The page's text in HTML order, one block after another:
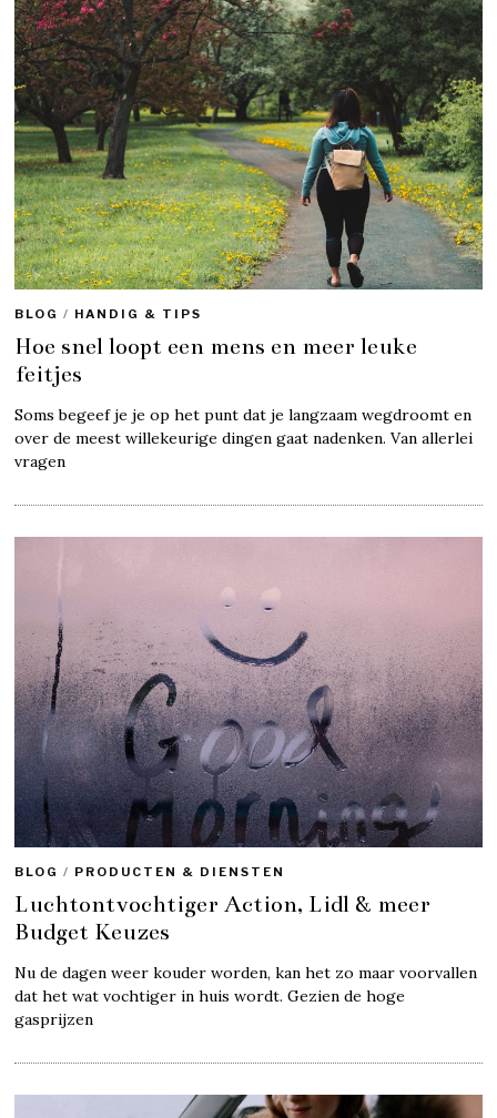
BLOG / HANDIG & TIPS
Hoe snel loopt een mens en meer leuke
feitjes
Soms begeef je je op het punt dat je langzaam wegdroomt en
over de meest willekeurige dingen gaat nadenken. Van allerlei
vragen
BLOG / PRODUCTEN & DIENSTEN
Luchtontvochtiger Action, Lidl & meer
Budget Keuzes
Nu de dagen weer kouder worden, kan het zo maar voorvallen
dat het wat vochtiger in huis wordt. Gezien de hoge
gasprijzen